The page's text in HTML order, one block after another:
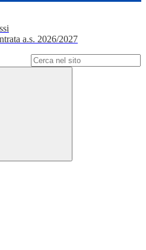
a.s. 2026/2027